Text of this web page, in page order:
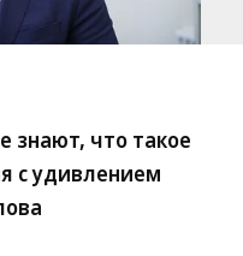
знают, что такое
с удивлением